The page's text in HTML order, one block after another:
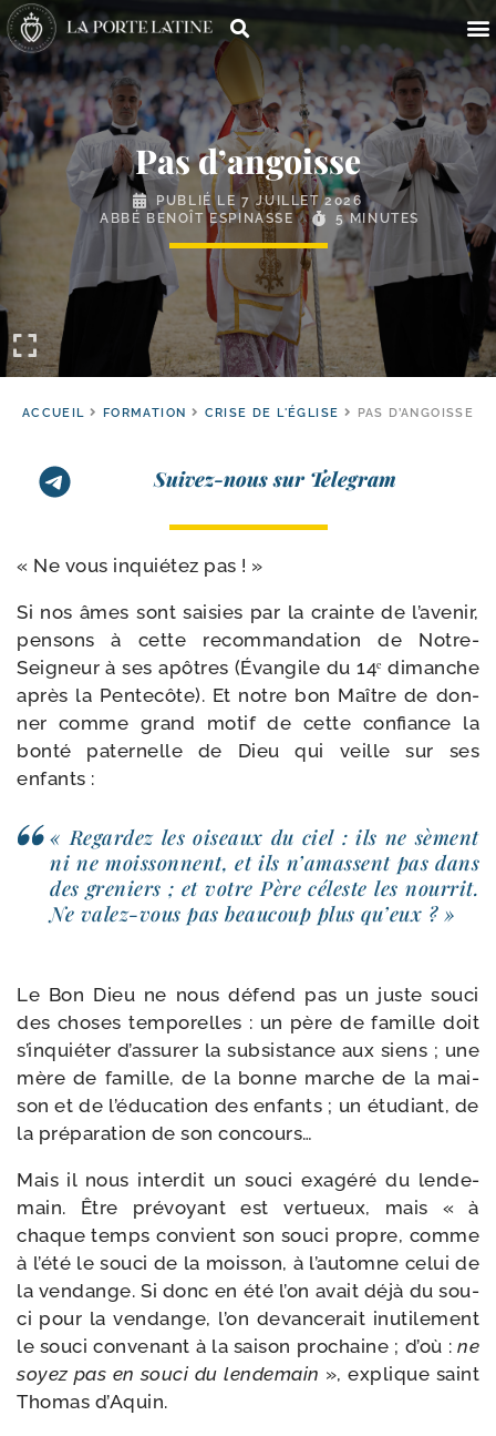
Pas d’angoisse
PUBLIÉ LE7 JUILLET 2026
ABBÉ BENOÎT ESPINASSE
5 MINUTES
ACCUEIL FORMATION CRISE DE L'ÉGLISE PAS D’ANGOISSE
Suivez-nous sur Telegram
« Ne vous inquié­tez pas ! »
Si nos âmes sont sai­sies par la crainte de l’a­ve­nir,
pen­sons à cette recom­man­da­tion de Notre-​
Seigneur à ses apôtres (Évangile du 14ᵉ dimanche
après la Pentecôte). Et notre bon Maître de don­
ner comme grand motif de cette confiance la
bon­té pater­nelle de Dieu qui veille sur ses
enfants :
« Regardez les oiseaux du ciel : ils ne sèment
ni ne mois­sonnent, et ils n’a­massent pas dans
des gre­niers ; et votre Père céleste les nour­rit.
Ne valez-​vous pas beau­coup plus qu’eux ? »
Le Bon Dieu ne nous défend pas un juste sou­ci
des choses tem­po­relles : un père de famille doit
s’in­quié­ter d’as­su­rer la sub­sis­tance aux siens ; une
mère de famille, de la bonne marche de la mai­
son et de l’é­du­ca­tion des enfants ; un étu­diant, de
la pré­pa­ra­tion de son concours…
Mais il nous inter­dit un sou­ci exa­gé­ré du len­de­
main. Être pré­voyant est ver­tueux, mais « à
chaque temps convient son sou­ci propre, comme
à l’é­té le sou­ci de la mois­son, à l’au­tomne celui de
la ven­dange. Si donc en été l’on avait déjà du sou­
ci pour la ven­dange, l’on devan­ce­rait inuti­le­ment
le sou­ci conve­nant à la sai­son pro­chaine ; d’où : ne
soyez pas en sou­ci du len­de­main », explique saint
Thomas d’Aquin.